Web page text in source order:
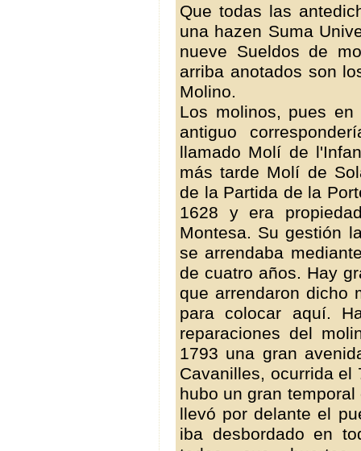
Que todas las
una hazen Suma
nueve Sueldos de
arriba anotados son
Molino.
Los molinos, pues
antiguo
llamado Molí de
más tarde Molí de
de la Partida de la
1628 y era
Montesa. Su gestión
se arrendaba
de cuatro años. Hay
que arrendaron dicho
para colocar aquí.
reparaciones del
1793 una gran
Cavanilles, ocurrida
hubo un gran
llevó por delante el
iba desbordado en